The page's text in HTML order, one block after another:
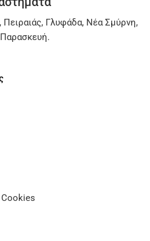
, Πειραιάς, Γλυφάδα, Νέα Σμύρνη,
.
Cookies